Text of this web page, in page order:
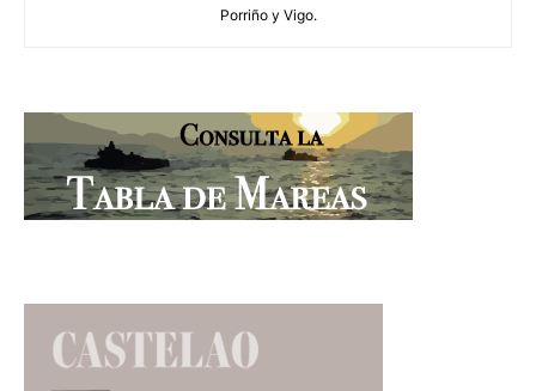
Porriño y Vigo.